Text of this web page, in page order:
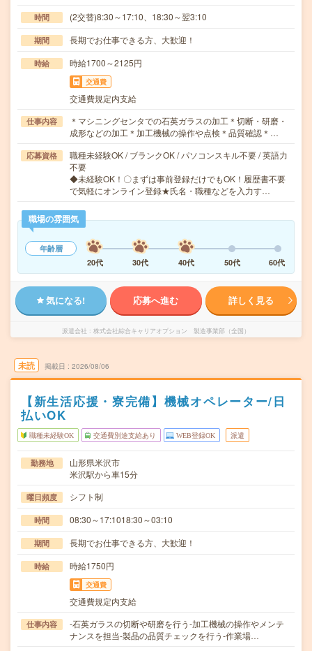
時間 (2交替)8:30～17:10、18:30～翌3:10
期間 長期でお仕事できる方、大歓迎！
時給 時給1700～2125円
交通費
交通費規定内支給
仕事内容
＊マシニングセンタでの石英ガラスの加工＊切断・研磨・
成形などの加工＊加工機械の操作や点検＊品質確認＊…
応募資格
職種未経験OK / ブランクOK / パソコンスキル不要 / 英語力
不要
◆未経験OK！〇まずは事前登録だけでもOK！履歴書不要
で気軽にオンライン登録★氏名・職種などを入力す…
職場の雰囲気
年齢層
20代
30代 40代 50代 60代
気になる! 応募へ進む 詳しく見る
派遣会社 株式会社綜合キャリアオプション 製造事業部（全国）
未読 掲載日 2026/08/06
【新生活応援・寮完備】機械オペレーター/日
払いOK
職種未経験OK 交通費別途支給あり WEB登録OK 派遣
勤務地
山形県米沢市
米沢駅から車15分
曜日頻度 シフト制
時間 08:30～17:1018:30～03:10
期間 長期でお仕事できる方、大歓迎！
時給 時給1750円
交通費
交通費規定内支給
仕事内容
-石英ガラスの切断や研磨を行う-加工機械の操作やメンテ
ナンスを担当-製品の品質チェックを行う-作業場…